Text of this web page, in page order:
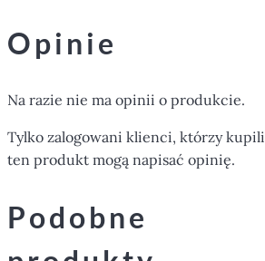
Opinie
Na razie nie ma opinii o produkcie.
Tylko zalogowani klienci, którzy kupili
ten produkt mogą napisać opinię.
Podobne